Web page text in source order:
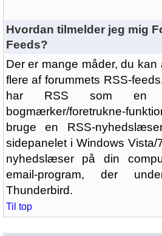
Hvordan tilmelder jeg mig
Feeds?
Der er mange måder, du
flere af forummets RSS-
har RSS som en
bogmærker/foretrukne-
bruge en RSS-
sidepanelet i Windows Vista/
nyhedslæser på din
email-program, der
Thunderbird.
Til top